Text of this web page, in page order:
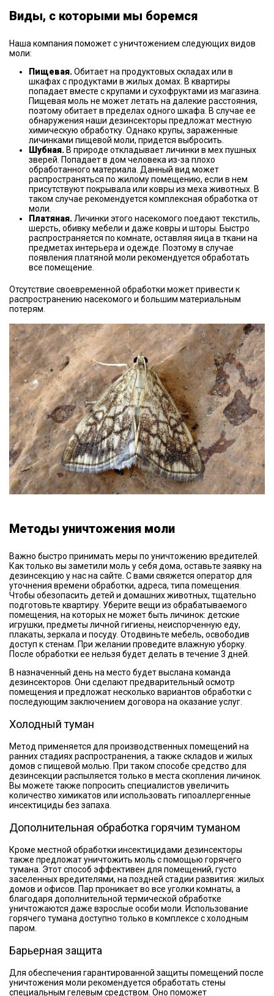
Виды, с которыми мы боремся
Наша компания поможет с уничтожением следующих видов
моли:
Пищевая.Обитает на продуктовых складах или в
шкафах с продуктами в жилых домах. В квартиры
попадает вместе с крупами и сухофруктами из магазина.
Пищевая моль не может летать на далекие расстояния,
поэтому обитает в пределах одного шкафа. В случае ее
обнаружения наши дезинсекторы предложат местную
химическую обработку. Однако крупы, зараженные
личинками пищевой моли, придется выбросить.
Шубная. В природе откладывает личинки в мех пушных
зверей. Попадает в дом человека из-за плохо
обработанного материала. Данный вид может
распространяться по жилому помещению, если в нем
присутствуют покрывала или ковры из меха животных. В
таком случае рекомендуется комплексная обработка от
моли.
Платяная. Личинки этого насекомого поедают текстиль,
шерсть, обивку мебели и даже ковры и шторы. Быстро
распространяется по комнате, оставляя яица в ткани на
предметах интерьера и одежде. Поэтому в случае
появления платяной моли рекомендуется обработать
все помещение.
Отсутствие своевременной обработки может привести к
распространению насекомого и большим материальным
потерям.
Методы уничтожения моли
Важно быстро принимать меры по уничтожению вредителей.
Как только вы заметили моль у себя дома, оставьте заявку на
дезинсекцию у нас на сайте. С вами свяжется оператор для
уточнения времени обработки, адреса, типа помещения.
Чтобы обезопасить детей и домашних животных, тщательно
подготовьте квартиру. Уберите вещи из обрабатываемого
помещения, на которых не может быть личинок: детские
игрушки, предметы личной гигиены, неиспорченную еду,
плакаты, зеркала и посуду. Отодвиньте мебель, освободив
доступ к стенам. При желании проведите влажную уборку.
После обработки ее нельзя будет делать в течение 3 дней.
В назначенный день на место будет выслана команда
дезинсекторов. Они сделают предварительный осмотр
помещения и предложат несколько вариантов обработки с
последующим заключением договора на оказание услуг.
Холодный туман
Метод применяется для производственных помещений на
ранних стадиях распространения, а также складов и жилых
домов с пищевой молью. При таком способе средство для
дезинсекции распыляется только в места скопления личинок.
Вы можете также попросить специалистов увеличить
количество химикатов или использовать гипоаллергенные
инсектициды без запаха.
Дополнительная обработка горячим туманом
Кроме местной обработки инсектицидами дезинсекторы
также предложат уничтожить моль с помощью горячего
тумана. Этот способ эффективен для помещений, густо
заселенных вредителями, на поздней стадии развития: жилых
домов и офисов. Пар проникает во все уголки комнаты, а
благодаря дополнительной термической обработке
уничтожаются даже взрослые особи моли. Использование
горячего тумана доступно только в комплексе с холодным
паром.
Барьерная защита
Для обеспечения гарантированной защиты помещений после
уничтожения моли рекомендуется обработать стены
специальным гелевым средством. Оно поможет